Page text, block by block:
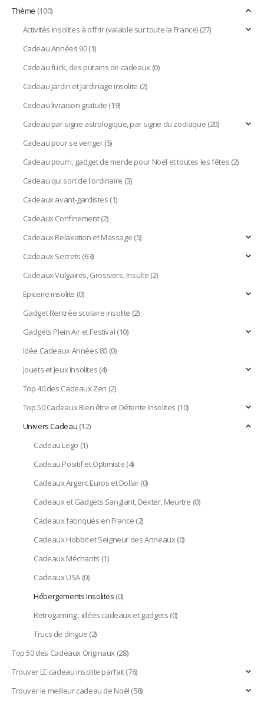
Thème (100)
Activités insolites à offrir (valable sur toute la France)(27)
Cadeau Années 90(1)
Cadeau fuck, des putains de cadeaux (0)
Cadeau Jardin et Jardinage insolite (2)
Cadeau livraison gratuite(19)
Cadeau par signe astrologique, par signe du zodiaque(20)
Cadeau pour se venger(5)
Cadeau pourri, gadget de merde pour Noël et toutes les fêtes(2)
Cadeau qui sort de l'ordinaire (3)
Cadeaux avant-gardistes(1)
Cadeaux Confinement(2)
Cadeaux Relaxation et Massage(5)
Cadeaux Secrets(63)
Cadeaux Vulgaires, Grossiers, Insulte(2)
Epicerie insolite (0)
Gadget Rentrée scolaire insolite (2)
Gadgets Plein Air et Festival(10)
Idée Cadeaux Années 80(0)
Jouets et Jeux Insolites(4)
Top 40 des Cadeaux Zen (2)
Top 50 Cadeaux Bien être et Détente Insolites (10)
Univers Cadeau(12)
Cadeau Lego (1)
Cadeau Positif et Optimiste(4)
Cadeaux Argent Euros et Dollar(0)
Cadeaux et Gadgets Sanglant, Dexter, Meurtre (0)
Cadeaux fabriqués en France(2)
Cadeaux Hobbit et Seigneur des Anneaux(0)
Cadeaux Méchants (1)
Cadeaux USA(0)
Hébergements Insolites(0)
Retrogaming : idées cadeaux et gadgets(0)
Trucs de dingue(2)
Top 50 des Cadeaux Originaux (28)
Trouver LE cadeau insolite parfait(76)
Trouver le meilleur cadeau de Noël(58)